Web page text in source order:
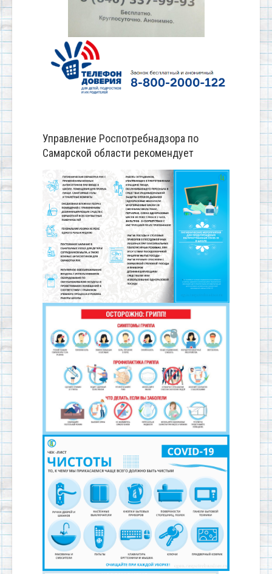
Управление Роспотребнадзора по
Самарской области рекомендует